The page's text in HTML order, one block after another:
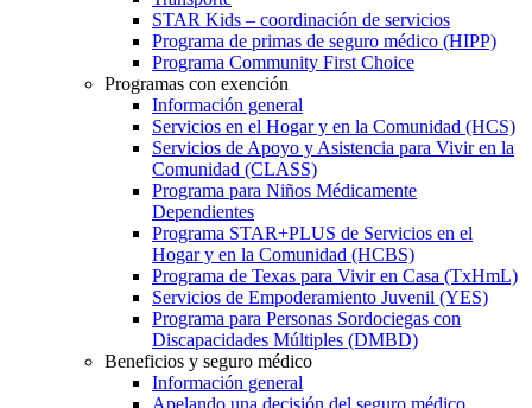
STAR Kids – coordinación de servicios
Programa de primas de seguro médico (HIPP)
Programa Community First Choice
Programas con exención
Información general
Servicios en el Hogar y en la Comunidad (HCS)
Servicios de Apoyo y Asistencia para Vivir en la
Comunidad (CLASS)
Programa para Niños Médicamente
Dependientes
Programa STAR+PLUS de Servicios en el
Hogar y en la Comunidad (HCBS)
Programa de Texas para Vivir en Casa (TxHmL)
Servicios de Empoderamiento Juvenil (YES)
Programa para Personas Sordociegas con
Discapacidades Múltiples (DMBD)
Beneficios y seguro médico
Información general
Apelando una decisión del seguro médico